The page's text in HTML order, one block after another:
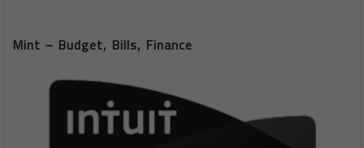
Mint – Budget, Bills, Finance